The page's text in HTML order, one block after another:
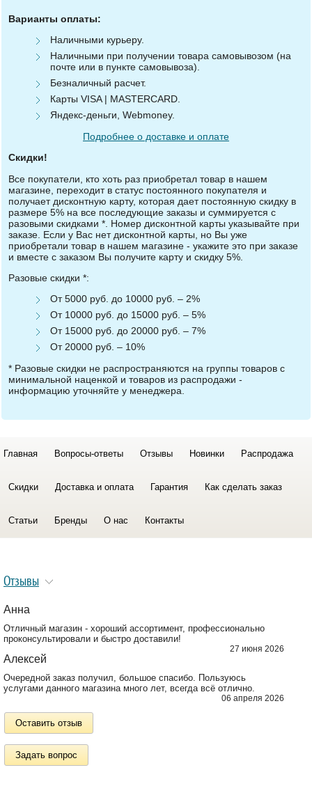
Варианты оплаты:
Наличными курьеру.
Наличными при получении товара самовывозом (на
почте или в пункте самовывоза).
Безналичный расчет.
Карты VISA | MASTERCARD.
Яндекс-деньги, Webmoney.
Подробнее о доставке и оплате
Скидки!
Все покупатели, кто хоть раз приобретал товар в нашем
магазине, переходит в статус постоянного покупателя и
получает дисконтную карту, которая дает постоянную скидку в
размере 5% на все последующие заказы и суммируется с
разовыми скидками *. Номер дисконтной карты указывайте при
заказе. Если у Вас нет дисконтной карты, но Вы уже
приобретали товар в нашем магазине - укажите это при заказе
и вместе с заказом Вы получите карту и скидку 5%.
Разовые скидки *:
От 5000 руб. до 10000 руб. – 2%
От 10000 руб. до 15000 руб. – 5%
От 15000 руб. до 20000 руб. – 7%
От 20000 руб. – 10%
* Разовые скидки не распространяются на группы товаров с
минимальной наценкой и товаров из распродажи -
информацию уточняйте у менеджера.
Главная Вопросы-ответы Отзывы Новинки Распродажа
Скидки Доставка и оплата Гарантия Как сделать заказ
Статьи Бренды О нас Контакты
Отзывы
Анна
Отличный магазин - хороший ассортимент, профессионально
проконсультировали и быстро доставили!
27 июня 2026
Алексей
Очередной заказ получил, большое спасибо. Пользуюсь
услугами данного магазина много лет, всегда всё отлично.
06 апреля 2026
Оставить отзыв
Задать вопрос